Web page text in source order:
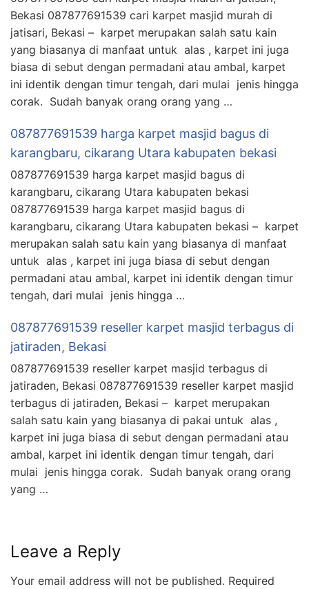
Bekasi 087877691539 cari karpet masjid murah di
jatisari, Bekasi – karpet merupakan salah satu kain
yang biasanya di manfaat untuk alas , karpet ini juga
biasa di sebut dengan permadani atau ambal, karpet
ini identik dengan timur tengah, dari mulai jenis hingga
corak. Sudah banyak orang orang yang …
087877691539 harga karpet masjid bagus di
karangbaru, cikarang Utara kabupaten bekasi
087877691539 harga karpet masjid bagus di
karangbaru, cikarang Utara kabupaten bekasi
087877691539 harga karpet masjid bagus di
karangbaru, cikarang Utara kabupaten bekasi – karpet
merupakan salah satu kain yang biasanya di manfaat
untuk alas , karpet ini juga biasa di sebut dengan
permadani atau ambal, karpet ini identik dengan timur
tengah, dari mulai jenis hingga …
087877691539 reseller karpet masjid terbagus di
jatiraden, Bekasi
087877691539 reseller karpet masjid terbagus di
jatiraden, Bekasi 087877691539 reseller karpet masjid
terbagus di jatiraden, Bekasi – karpet merupakan
salah satu kain yang biasanya di pakai untuk alas ,
karpet ini juga biasa di sebut dengan permadani atau
ambal, karpet ini identik dengan timur tengah, dari
mulai jenis hingga corak. Sudah banyak orang orang
yang …
Leave a Reply
Your email address will not be published. Required